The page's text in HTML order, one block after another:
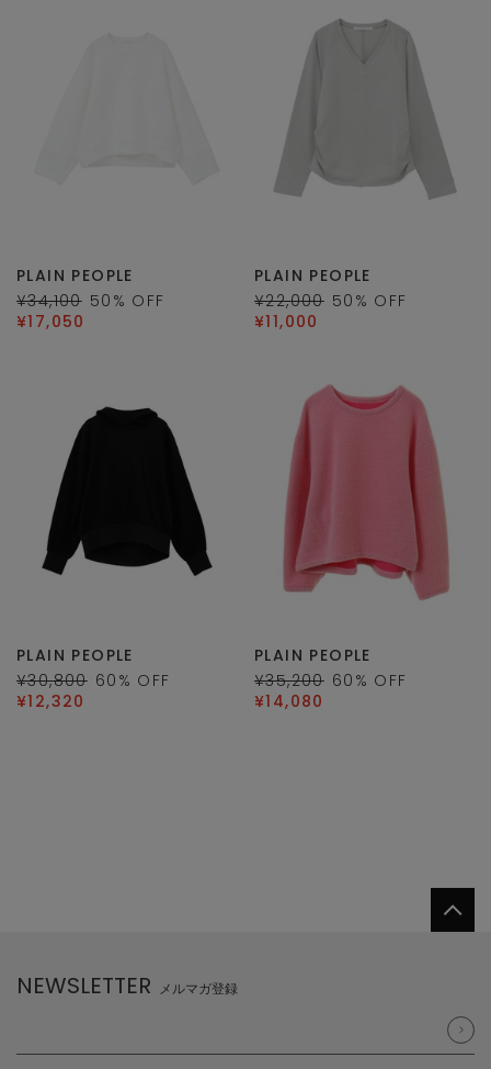
PLAIN PEOPLE
¥34,100 50 % OFF
¥17,050
PLAIN PEOPLE
¥22,000 50 % OFF
¥11,000
PLAIN PEOPLE
¥30,800 60 % OFF
¥12,320
PLAIN PEOPLE
¥35,200 60 % OFF
¥14,080
NEWSLETTER メルマガ登録